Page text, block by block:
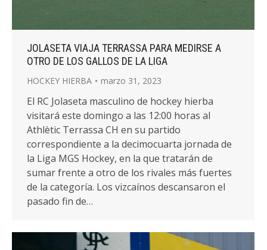
JOLASETA VIAJA TERRASSA PARA MEDIRSE A
OTRO DE LOS GALLOS DE LA LIGA
HOCKEY HIERBA marzo 31, 2023
El RC Jolaseta masculino de hockey hierba
visitará este domingo a las 12:00 horas al
Athlètic Terrassa CH en su partido
correspondiente a la decimocuarta jornada de
la Liga MGS Hockey, en la que tratarán de
sumar frente a otro de los rivales más fuertes
de la categoría. Los vizcaínos descansaron el
pasado fin de…